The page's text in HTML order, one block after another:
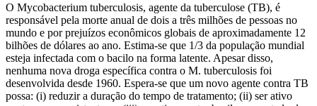
O Mycobacterium tuberculosis, agente da tuberculose (TB), é
responsável pela morte anual de dois a três milhões de pessoas no
mundo e por prejuízos econômicos globais de aproximadamente 12
bilhões de dólares ao ano. Estima-se que 1/3 da população mundial
esteja infectada com o bacilo na forma latente. Apesar disso,
nenhuma nova droga específica contra o M. tuberculosis foi
desenvolvida desde 1960. Espera-se que um novo agente contra TB
possa: (i) reduzir a duração do tempo de tratamento; (ii) ser ativo